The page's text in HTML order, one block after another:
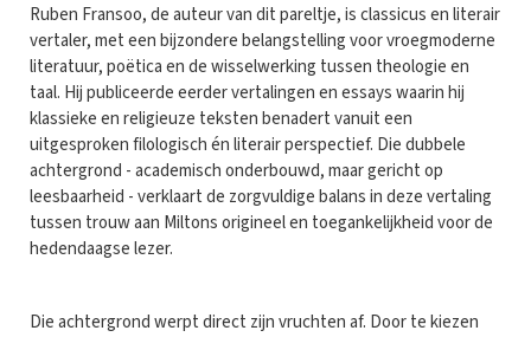
Ruben Fransoo, de auteur van dit pareltje, is classicus en literair
vertaler, met een bijzondere belangstelling voor vroegmoderne
literatuur, poëtica en de wisselwerking tussen theologie en
taal. Hij publiceerde eerder vertalingen en essays waarin hij
klassieke en religieuze teksten benadert vanuit een
uitgesproken filologisch én literair perspectief. Die dubbele
achtergrond - academisch onderbouwd, maar gericht op
leesbaarheid - verklaart de zorgvuldige balans in deze vertaling
tussen trouw aan Miltons origineel en toegankelijkheid voor de
hedendaagse lezer.
Die achtergrond werpt direct zijn vruchten af. Door te kiezen